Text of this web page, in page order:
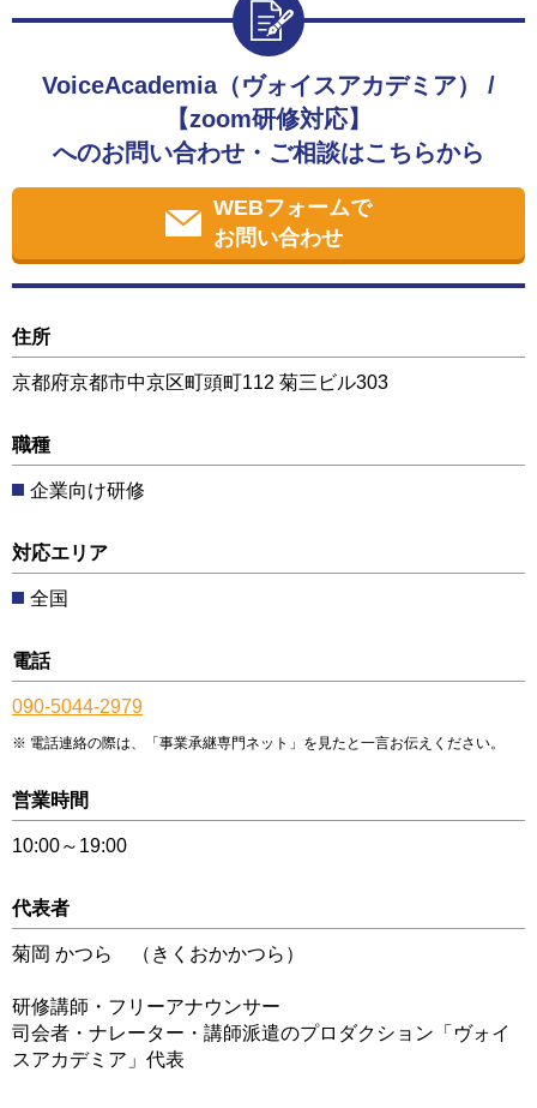
VoiceAcademia（ヴォイスアカデミア） /
【zoom研修対応】
へのお問い合わせ・ご相談はこちらから
WEBフォームで
お問い合わせ
住所
京都府京都市中京区町頭町112 菊三ビル303
職種
企業向け研修
対応エリア
全国
電話
090-5044-2979
電話連絡の際は、「事業承継専門ネット」を見たと一言お伝えください。
営業時間
10:00～19:00
代表者
菊岡 かつら （きくおかかつら）
研修講師・フリーアナウンサー
司会者・ナレーター・講師派遣のプロダクション「ヴォイ
スアカデミア」代表